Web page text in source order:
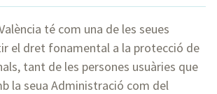
té com una de les seues
el dret fonamental a la protecció de
tant de les persones usuàries que
la seua Administració com del